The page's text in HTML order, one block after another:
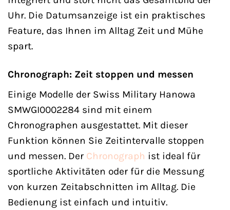
Uhr. Die Datumsanzeige ist ein praktisches
Feature, das Ihnen im Alltag Zeit und Mühe
spart.
Chronograph: Zeit stoppen und messen
Einige Modelle der Swiss Military Hanowa
SMWGI0002284 sind mit einem
Chronographen ausgestattet. Mit dieser
Funktion können Sie Zeitintervalle stoppen
und messen. Der Chronograph ist ideal für
sportliche Aktivitäten oder für die Messung
von kurzen Zeitabschnitten im Alltag. Die
Bedienung ist einfach und intuitiv.